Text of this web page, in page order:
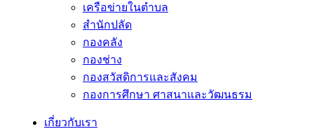
เครือข่ายในตำบล
สำนักปลัด
กองคลัง
กองช่าง
กองสวัสดิการและสังคม
กองการศึกษา ศาสนาและวัฒนธรม
เกี่ยวกับเรา